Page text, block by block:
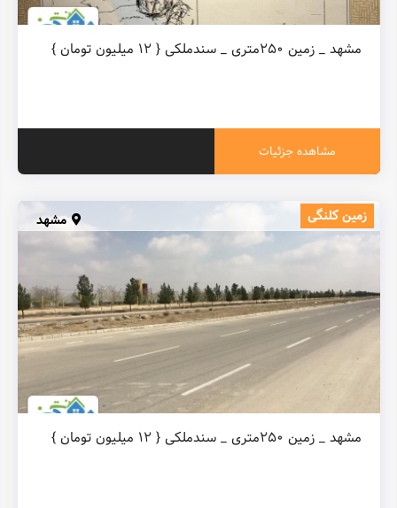
مشهد _ زمین ۲۵۰متری _ سندملکی { ۱۲ میلیون تومان }
مشاهده جزئیات
زمین کلنگی مشهد
مشهد _ زمین ۲۵۰متری _ سندملکی { ۱۲ میلیون تومان }